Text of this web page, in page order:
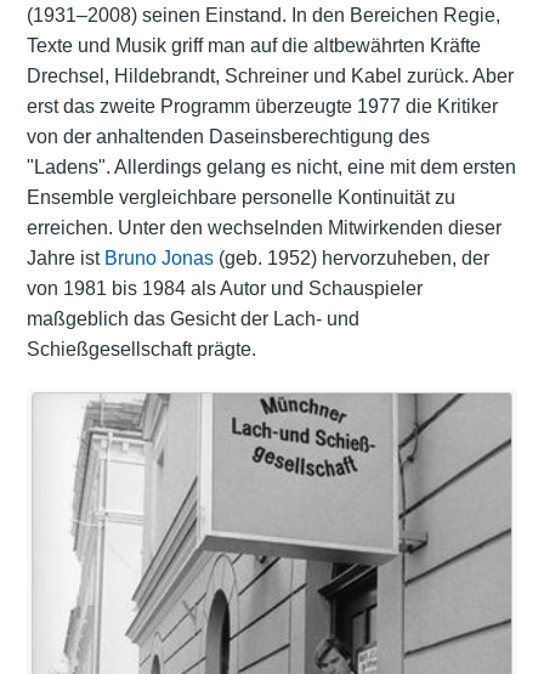
(1931–2008) seinen Einstand. In den Bereichen Regie,
Texte und Musik griff man auf die altbewährten Kräfte
Drechsel, Hildebrandt, Schreiner und Kabel zurück. Aber
erst das zweite Programm überzeugte 1977 die Kritiker
von der anhaltenden Daseinsberechtigung des
"Ladens". Allerdings gelang es nicht, eine mit dem ersten
Ensemble vergleichbare personelle Kontinuität zu
erreichen. Unter den wechselnden Mitwirkenden dieser
Jahre ist Bruno Jonas(geb. 1952) hervorzuheben, der
von 1981 bis 1984 als Autor und Schauspieler
maßgeblich das Gesicht der Lach- und
Schießgesellschaft prägte.